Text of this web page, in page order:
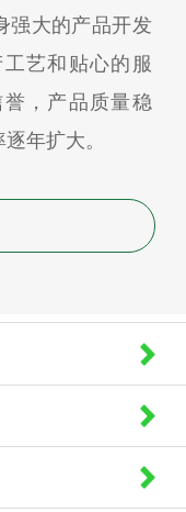
强大的产品开发
艺和贴心的服
，产品质量稳
年扩大。